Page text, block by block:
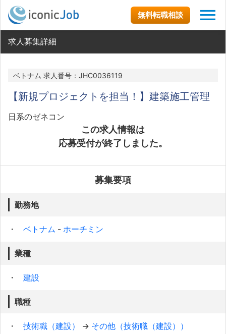
無料転職相談
求人募集詳細
ベトナム 求人番号：JHC0036119
【新規プロジェクトを担当！】建築施工管理
日系のゼネコン
この求人情報は
応募受付が終了しました。
募集要項
勤務地
ベトナム - ホーチミン
業種
建設
職種
技術職（建設） → その他（技術職（建設））